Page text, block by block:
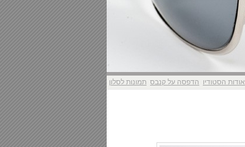
אודות הסטודיו הדפסה על קנבס תמונות לסלון